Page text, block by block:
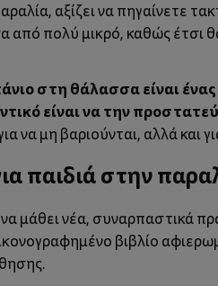
αξίζει να πηγαίνετε
από πολύ μικρό, καθώς έτσι
στη θάλασσα είναι
είναι να την
να μη βαριούνται, αλλά και
παιδιά στην
να μάθει νέα, συναρπαστικά
βιβλίο